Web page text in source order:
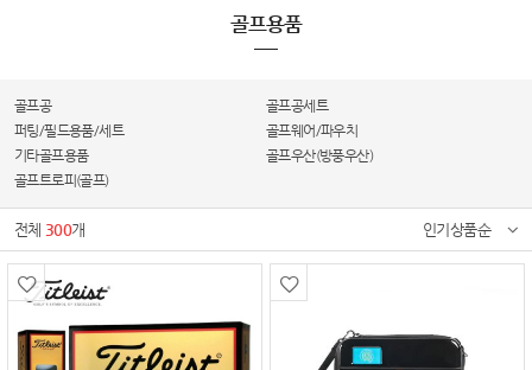
골프용품
골프공
골프공세트
퍼팅/필드용품/세트
골프웨어/파우치
기타골프용품
골프우산(방풍우산)
골프트로피(골프)
전체 300개 인기상품순